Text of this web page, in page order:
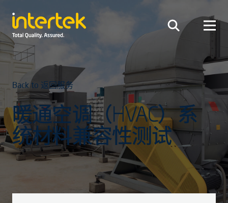
Back to 返回服务
暖通空调（HVAC）系
统材料兼容性测试